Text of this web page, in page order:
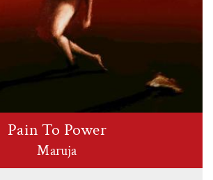
Pain To Power
Maruja